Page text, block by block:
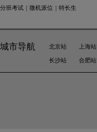
分班考试
微机派位 特长生
城市导航 北京站 上海站
长沙站
合肥站